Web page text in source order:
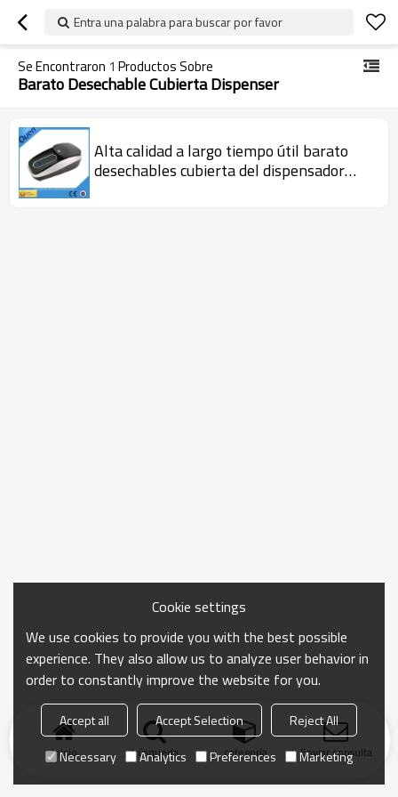
Entra una palabra para buscar por favor
Se Encontraron 1 Productos Sobre
Barato Desechable Cubierta Dispenser
Alta calidad a largo tiempo útil barato
desechables cubierta del dispensador
Inicio búsqueda categoría Enviar consulta
Cookie settings
We use cookies to provide you with the best possible
experience. They also allow us to analyze user behavior in
order to constantly improve the website for you.
Accept all Accept Selection
Reject All
Necessary
Analytics Preferences Marketing